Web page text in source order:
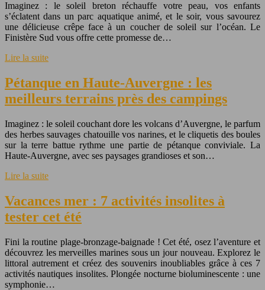
Imaginez : le soleil breton réchauffe votre peau, vos enfants
s’éclatent dans un parc aquatique animé, et le soir, vous savourez
une délicieuse crêpe face à un coucher de soleil sur l’océan. Le
Finistère Sud vous offre cette promesse de…
Lire la suite
Pétanque en Haute-Auvergne : les
meilleurs terrains près des campings
Imaginez : le soleil couchant dore les volcans d’Auvergne, le parfum
des herbes sauvages chatouille vos narines, et le cliquetis des boules
sur la terre battue rythme une partie de pétanque conviviale. La
Haute-Auvergne, avec ses paysages grandioses et son…
Lire la suite
Vacances mer : 7 activités insolites à
tester cet été
Fini la routine plage-bronzage-baignade ! Cet été, osez l’aventure et
découvrez les merveilles marines sous un jour nouveau. Explorez le
littoral autrement et créez des souvenirs inoubliables grâce à ces 7
activités nautiques insolites. Plongée nocturne bioluminescente : une
symphonie…